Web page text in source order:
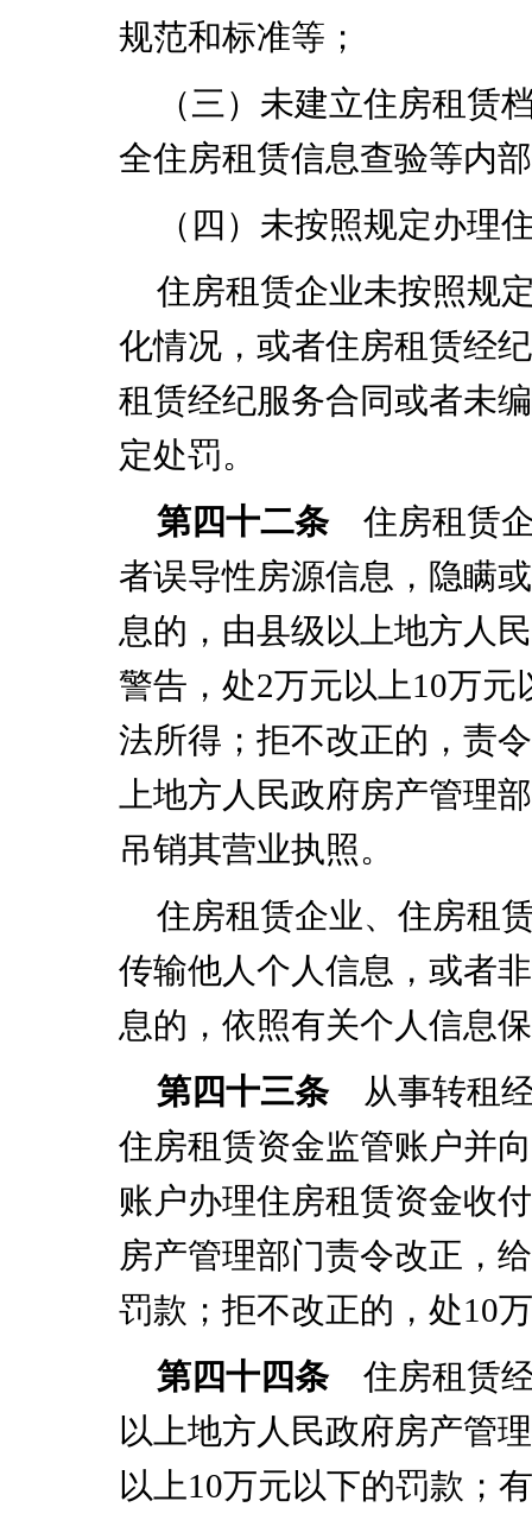
规范和标准等；
（三）未建立住房租赁
全住房租赁信息查验等内
（四）未按照规定办理
住房租赁企业未按照规
化情况，或者住房租赁经
租赁经纪服务合同或者未
定处罚。
第四十二条住房租赁企
者误导性房源信息，隐瞒
息的，由县级以上地方人
警告，处2万元以上10万元
法所得；拒不改正的，责
上地方人民政府房产管理
吊销其营业执照。
住房租赁企业、住房租
传输他人个人信息，或者
息的，依照有关个人信息
第四十三条从事转租经
住房租赁资金监管账户并
账户办理住房租赁资金收
房产管理部门责令改正，
罚款；拒不改正的，处10
第四十四条住房租赁经
以上地方人民政府房产管
以上10万元以下的罚款；